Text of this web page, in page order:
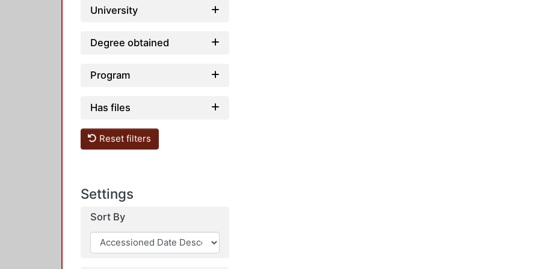
University
Degree obtained
Program
Has files
Reset filters
Settings
Sort By